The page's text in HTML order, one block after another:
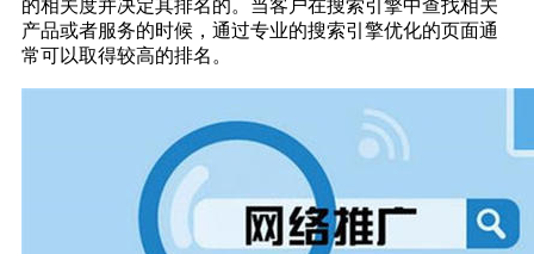
的相关度并决定其排名的。当客户在搜索引擎中查找相关
产品或者服务的时候，通过专业的搜索引擎优化的页面通
常可以取得较高的排名。